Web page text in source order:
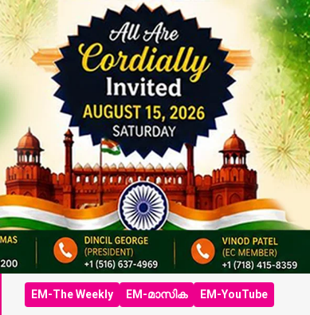
EM-The Weekly EM-മാസിക EM-YouTube